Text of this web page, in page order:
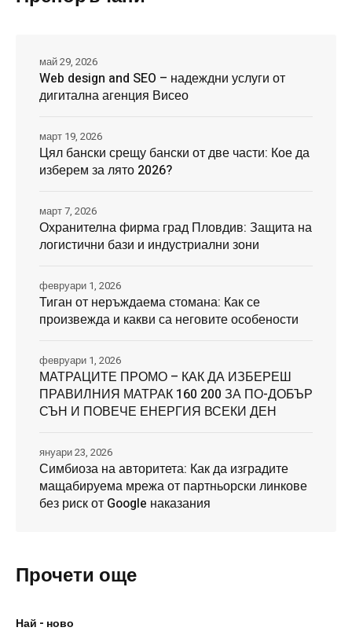
Web design and SEO – надеждни услуги от
дигитална агенция Висео
май 29, 2026
Цял бански срещу бански от две части: Кое да
изберем за лято 2026?
март 19, 2026
Охранителна фирма град Пловдив: Защита на
логистични бази и индустриални зони
март 7, 2026
Тиган от неръждаема стомана: Как се
произвежда и какви са неговите особености
февруари 1, 2026
МАТРАЦИТЕ ПРОМО – КАК ДА ИЗБЕРЕШ
ПРАВИЛНИЯ МАТРАК 160 200 ЗА ПО-ДОБЪР
СЪН И ПОВЕЧЕ ЕНЕРГИЯ ВСЕКИ ДЕН
февруари 1, 2026
Симбиоза на авторитета: Как да изградите
мащабируема мрежа от партньорски линкове
без риск от Google наказания
януари 23, 2026
Прочети още
Най - ново